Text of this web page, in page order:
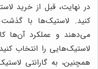
در نهایت، قبل از خرید
کنید. لاستیک‌ها با
می‌دهند و عملکرد آن‌ها
لاستیک‌هایی را انتخاب
همچنین، به گارانتی